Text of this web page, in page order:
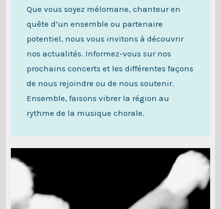
Que vous soyez mélomane, chanteur en
quête d’un ensemble ou partenaire
potentiel, nous vous invitons à découvrir
nos actualités. Informez-vous sur nos
prochains concerts et les différentes façons
de nous rejoindre ou de nous soutenir.
Ensemble, faisons vibrer la région au
rythme de la musique chorale.